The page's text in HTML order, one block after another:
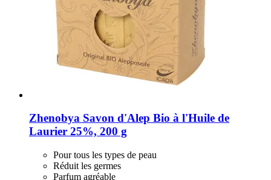
Zhenobya Savon d'Alep Bio à l'Huile de
Laurier 25%, 200 g
Pour tous les types de peau
Réduit les germes
Parfum agréable